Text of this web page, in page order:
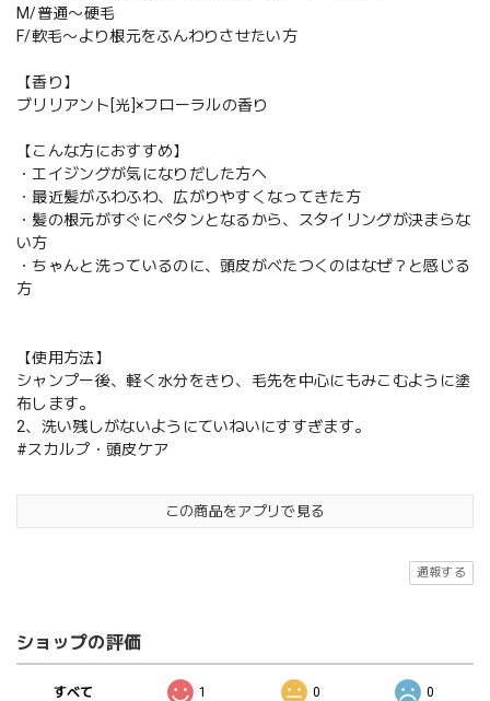
M/普通〜硬毛
F/軟毛〜より根元をふんわりさせたい方
【香り】
ブリリアント[光]×フローラルの香り
【こんな方におすすめ】
・エイジングが気になりだした方へ
・最近髪がふわふわ、広がりやすくなってきた方
・髪の根元がすぐにペタンとなるから、スタイリングが決まらな
い方
・ちゃんと洗っているのに、頭皮がべたつくのはなぜ？と感じる
方
【使用方法】
シャンプー後、軽く水分をきり、毛先を中心にもみこむように塗
布します。
2、洗い残しがないようにていねいにすすぎます。
#スカルプ・頭皮ケア
この商品をアプリで見る
通報する
ショップの評価
すべて 1 0 0